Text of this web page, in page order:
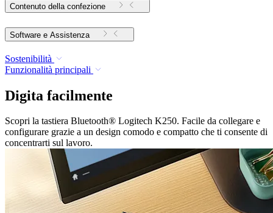
Contenuto della confezione
Software e Assistenza
Sostenibilità
Funzionalità principali
Digita facilmente
Scopri la tastiera Bluetooth® Logitech K250. Facile da collegare e
configurare grazie a un design comodo e compatto che ti consente di
concentrarti sul lavoro.